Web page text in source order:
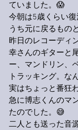
ていました。😱
今朝は5歳くらい
うち元に戻るもの
昨日のレコーディ
幸さんのギターと
ー、マンドリン、
トラッキング。な
実はちょっと番狂
急に博志くんのマ
たのでした。😅
二人とも送った音